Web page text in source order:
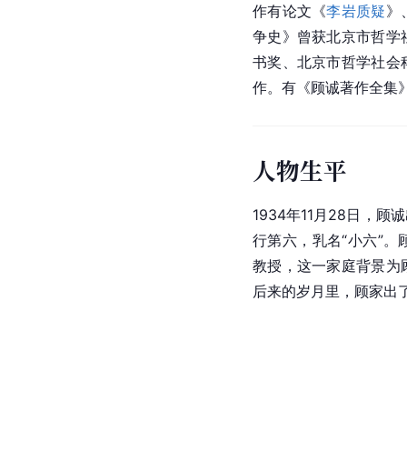
作有论文《李岩质疑》
争史》曾获北京市哲学
书奖、北京市哲学社会
作。有《顾诚著作全集
人物生平
1934年11月28日，顾
行第六，乳名“小六”
教授，这一家庭背景为
后来的岁月里，顾家出